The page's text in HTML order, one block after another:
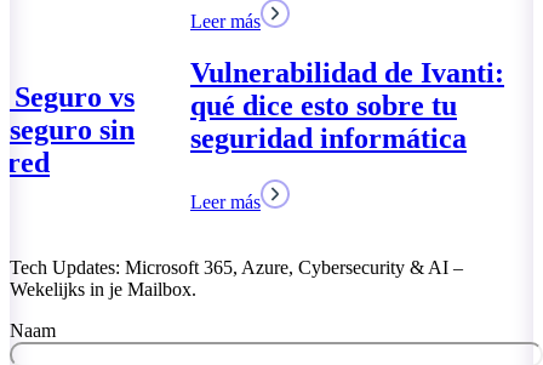
Acceso
VPN –
riesgo para
Tech Updates: Microsoft 365, Azure, Cybersecurity & AI –
Wekelijks in je Mailbox.
Naam